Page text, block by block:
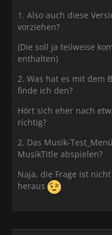
1. Also auch diese
vorziehen?
(Die soll ja teilweise
enthalten)
2. Was hat es mit dem
finde ich den?
Hört sich eher nach
richtig?
2. Das Musik-
MusikTitle abspielen?
Naja, die Frage ist
heraus